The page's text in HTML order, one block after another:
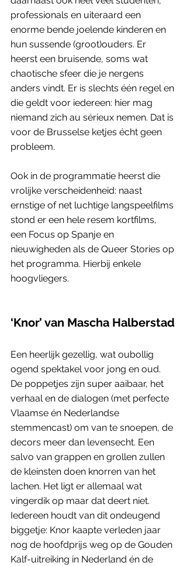
professionals en uiteraard een
enorme bende joelende kinderen en
hun sussende (groot)ouders. Er
heerst een bruisende, soms wat
chaotische sfeer die je nergens
anders vindt. Er is slechts één regel en
die geldt voor iedereen: hier mag
niemand zich au sérieux nemen. Dat is
voor de Brusselse ketjes écht geen
probleem.
Ook in de programmatie heerst die
vrolijke verscheidenheid: naast
ernstige of net luchtige langspeelfilms
stond er een hele resem kortfilms,
een Focus op Spanje en
nieuwigheden als de Queer Stories op
het programma. Hierbij enkele
hoogvliegers.
‘Knor’ van Mascha Halberstad
Een heerlijk gezellig, wat oubollig
ogend spektakel voor jong en oud.
De poppetjes zijn super aaibaar, het
verhaal en de dialogen (met perfecte
Vlaamse én Nederlandse
stemmencast) om van te snoepen, de
decors meer dan levensecht. Een
salvo van grappen en grollen zullen
de kleinsten doen knorren van het
lachen. Het ligt er allemaal wat
vingerdik op maar dat deert niet.
Iedereen houdt van dit ondeugend
biggetje: Knor kaapte verleden jaar
nog de hoofdprijs weg op de Gouden
Kalf-uitreiking in Nederland én de